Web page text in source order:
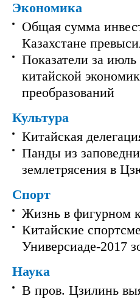
Экономика
Общая сумма
Казахстане
Показатели за июль
китайской
преобразований
Культура
Китайская
Панды из
землетрясения в
Спорт
Жизнь в фигурном
Китайские
Универсиаде-2017
Наука
В пров. Цзилинь